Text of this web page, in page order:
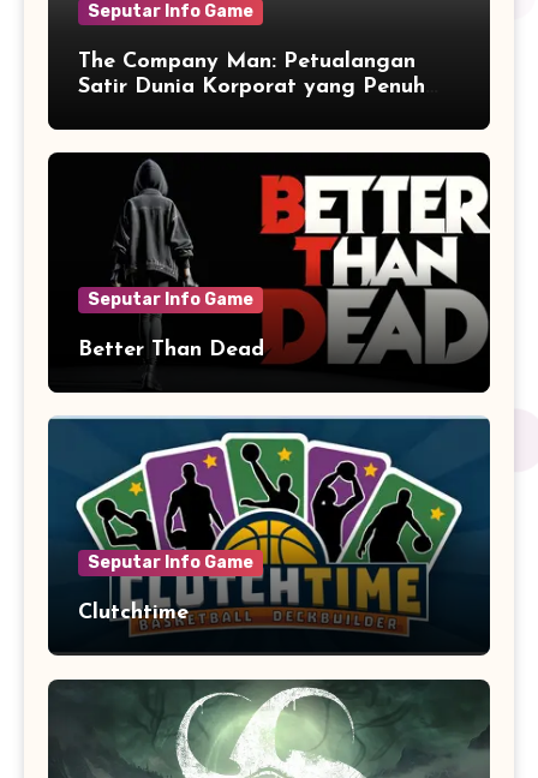
Seputar Info Game
The Company Man: Petualangan
Satir Dunia Korporat yang Penuh
Seputar Info Game
Better Than Dead
Seputar Info Game
Clutchtime